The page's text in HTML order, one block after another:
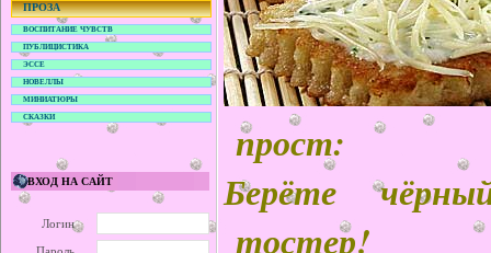
ПРОЗА
ВОСПИТАНИЕ ЧУВСТВ
ПУБЛИЦИСТИКА
ЭССЕ
НОВЕЛЛЫ
МИНИАТЮРЫ
СКАЗКИ
ВХОД НА САЙТ
Логин
прост:
Берёте
тостер!